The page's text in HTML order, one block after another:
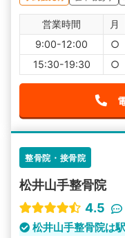
営業時間 月
9:00-12:00
○
15:30-19:30
○
整骨院・接骨院
松井山手整骨院
4.5
松井山手整骨院は